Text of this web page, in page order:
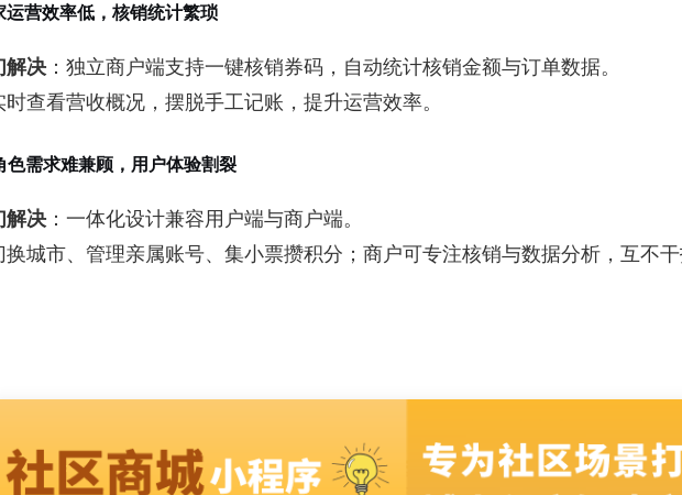
运营效率低，核销统计繁琐
解决 ：独立商户端支持一键核销券码，自动统计核销金额与订单数据。
查看营收概况，摆脱手工记账，提升运营效率。
色需求难兼顾，用户体验割裂
解决 ：一体化设计兼容用户端与商户端。
换城市、管理亲属账号、集小票攒积分；商户可专注核销与数据分析，互不